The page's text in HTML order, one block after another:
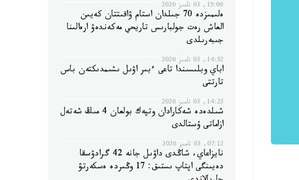
15:06, 03 تامىز 2026
ەلىمىزدە 70 جىلدان استام ۋاقىتتان كەيىن
العاش رەت جولبارىس تاريحي مەكەندەۋ ارەالىنا
جىبەرىلدى
14:52, 03 تامىز 2026
اباي وبلىسىندا تاعى ءبىر اۋىل ىشىمدىكتەن باس
تارتتى
14:23, 03 تامىز 2026
شىلدەدە شەكارادان وتپەك بولعان 4 مىڭ شەتەل
ازاماتى ۇستالدى
07:12, 03 تامىز 2026
نايزاعاي، شاڭدى داۋىل جانە 42 گرادۋسقا
دەيىنگى اپتاپ ىستىق: 17 وڭىردە ەسكەرتۋ